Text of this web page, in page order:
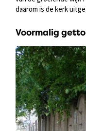
daarom is de kerk
Voormalig